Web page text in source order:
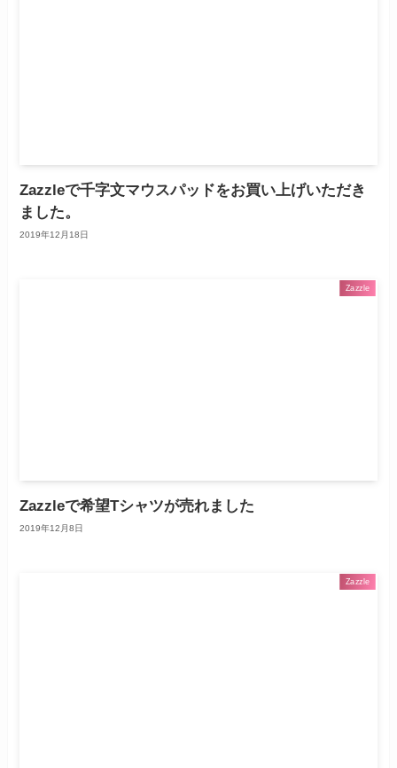
Zazzleで千字文マウスパッドをお買い上げいただき
ました。
2019年12月18日
Zazzle
Zazzleで希望Tシャツが売れました
2019年12月8日
Zazzle